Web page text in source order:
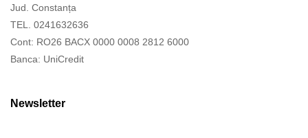
Jud. Constanța
TEL. 0241632636
Cont: RO26 BACX 0000 0008 2812 6000
Banca: UniCredit
Newsletter